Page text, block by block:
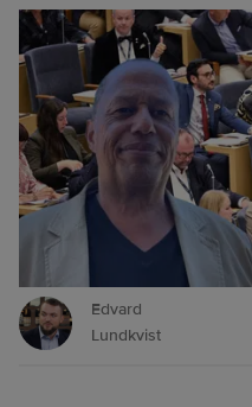
Edvard
Lundkvist